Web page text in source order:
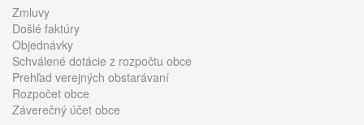
Zmluvy
Došlé faktúry
Objednávky
Schválené dotácie z rozpočtu obce
Prehľad verejných obstarávaní
Rozpočet obce
Záverečný účet obce